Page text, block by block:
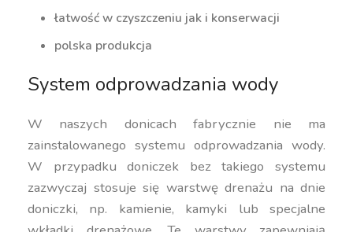
łatwość w czyszczeniu jak i konserwacji
polska produkcja
System odprowadzania wody
W naszych donicach fabrycznie nie ma
zainstalowanego systemu odprowadzania wody.
W przypadku doniczek bez takiego systemu
zazwyczaj stosuje się warstwę drenażu na dnie
doniczki, np. kamienie, kamyki lub specjalne